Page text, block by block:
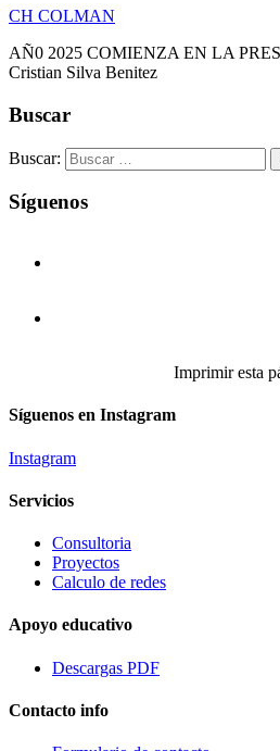
CH COLMAN
AÑ0 2025 COMIENZA EN LA
Cristian Silva Benitez
Buscar
Buscar:
Síguenos
Imprimir esta
Síguenos en Instagram
Instagram
Servicios
Consultoria
Proyectos
Calculo de redes
Apoyo educativo
Descargas PDF
Contacto info